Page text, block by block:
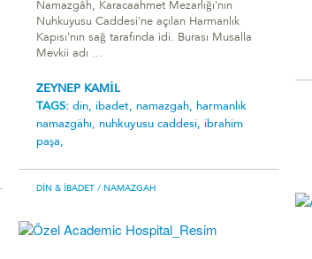
Namazgâh, Karacaahmet Mezarlığı'nın
Nuhkuyusu Caddesi'ne açılan Harmanlık
Kapısı'nın sağ tarafında idi. Burası Musalla
Mevkii adı ...
ZEYNEP KAMİL
TAGS: din, ibadet, namazgah, harmanlik
namazgâhi, nuhkuyusu caddesi, i̇brahim
paşa,
DIN & İBADET / NAMAZGAH